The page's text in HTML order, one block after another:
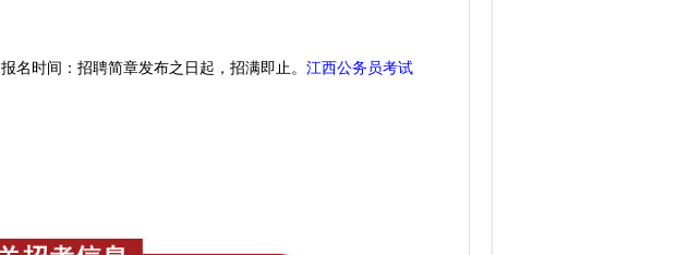
报名时间：招聘简章发布之日起，招满即止。 江西公务员考试